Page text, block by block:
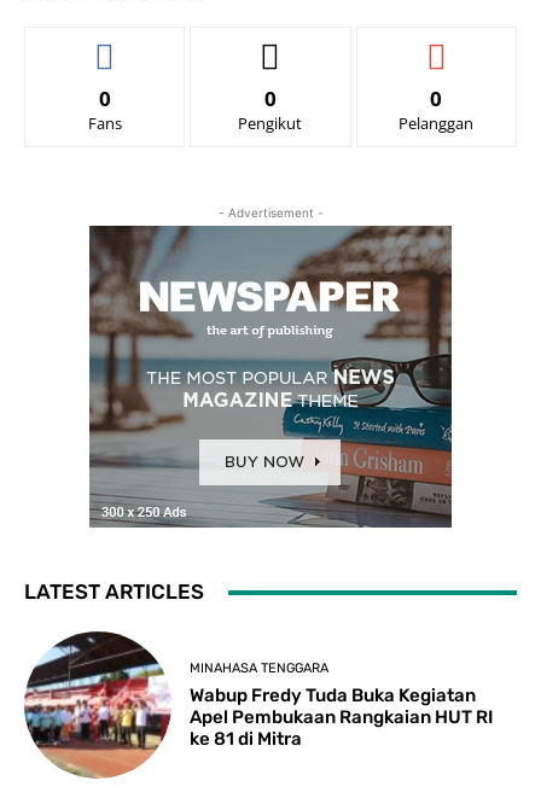
0
Fans
0
Pengikut
0
Pelanggan
- Advertisement -
LATEST ARTICLES
MINAHASA TENGGARA
Wabup Fredy Tuda Buka Kegiatan
Apel Pembukaan Rangkaian HUT RI
ke 81 di Mitra